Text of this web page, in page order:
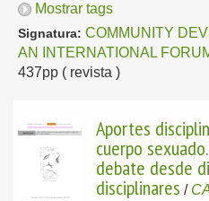
Mostrar tags
Signatura: COMMUNITY
AN INTERNATIONAL
437pp ( revista )
Aportes
cuerpo
debate desde
disciplinares /